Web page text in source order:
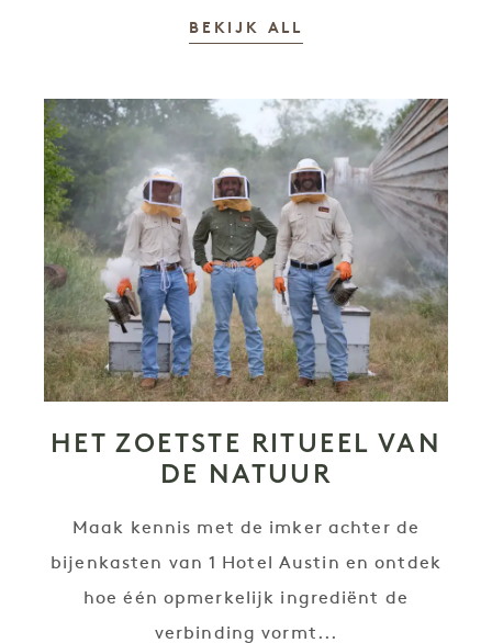
BEKIJK ALL
HET ZOETSTE RITUEEL VAN
DE NATUUR
Maak kennis met de imker achter de
bijenkasten van 1 Hotel Austin en ontdek
hoe één opmerkelijk ingrediënt de
verbinding vormt...